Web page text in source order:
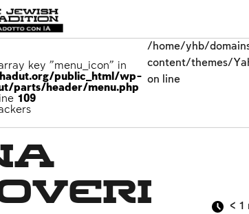
key "menu_icon" in
public_html/wp-
parts/header/menu.php
109
/home/yhb/
content/themes/
on line
< 1